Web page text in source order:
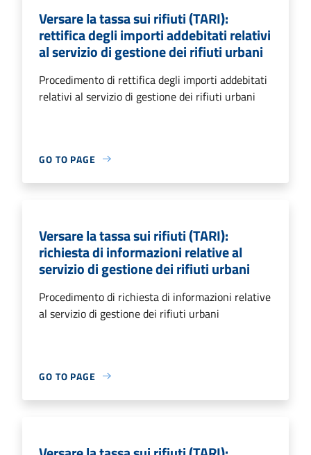
Versare la tassa sui rifiuti (TARI):
rettifica degli importi addebitati relativi
al servizio di gestione dei rifiuti urbani
Procedimento di rettifica degli importi addebitati
relativi al servizio di gestione dei rifiuti urbani
GO TO PAGE
Versare la tassa sui rifiuti (TARI):
richiesta di informazioni relative al
servizio di gestione dei rifiuti urbani
Procedimento di richiesta di informazioni relative
al servizio di gestione dei rifiuti urbani
GO TO PAGE